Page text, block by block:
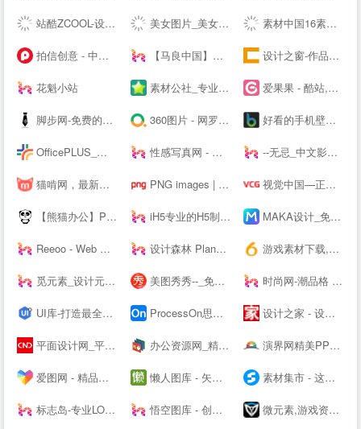
站酷ZCOOL-设计师互动平台-打开站酷，发现更好的设计！ 美女图片_美女壁纸_写真女神_极品尤物_宅男女神尽在—奇妙尤物网 素材中国16素材网 - 素材中国16素材网
拍信创意 - 中国领先的创意内容素材平台 素材网 素材库 高清图片视频源文件下载 【马良中国】免费3Dmax视频教程_3D室内设计_室外建筑_动画漫游设计学习视频-马良中国maliang.com 设计之窗-作品设计及备案门户
花魁小站 素材公社_专业设计素材网_高清图片网站 爱果果 - 酷站,H5,UI,网页模板、素材免费下载,案例欣赏
脚步网-免费的在线简历制作平台-3万套个人简历模板 360图片 - 网罗天下美图 好看的手机壁纸_高清手机壁纸图片_苹果手机壁纸下载－手机壁纸大全
OfficePLUS_微软官方Office模板服务平台_ppt模板_会员免费_工作总结_求职简历 性感写真网 - 专注优秀的美图资源分享 --无忌_中文影像生活门户
猫啃网，最新最全的可免费商用中文字体下载网站！喵啃~ PNG images | 100 000+ Free PNG images 视觉中国—正版高清图片、视频、音乐、字体下载—商业图片下载网站
【熊猫办公】PPT模板，创意设计素材 高效办公在熊猫 iH5专业的H5制作工具 MAKA设计_免费H5页面制作,电子婚礼请帖制作,海量免费设计模板,电子邀请函模板,微信营销,h5制作,微场景和模板素材设计分享平台
Reeoo - Web Design Inspiration and Website Gallery 设计森林 PlanForest - 收集、整理、分享全球优质的设计素材资源 游戏素材下载,6m5m游戏素材,游戏源码下载,游戏素材资源 - www.6m5m.com
觅元素_设计元素的免费下载网站_免抠素材51yuansu.com 美图秀秀--_免费在线P图抠图拼图_证件照制作 时尚网-潮品格 新时尚
UI库-打造最全的UI素材库 ProcessOn思维导图、流程图-思维导图模板_思维导图软件免费下载_在线作图协作工具 设计之家 - 设计交流互动平台 - 传播先进设计理念 推动原创设计发展
平面设计网_平面设计作品欣赏-设计网 办公资源网_精品PPT模板下载网站_海量办公素材资源可供下载_动起办公 演界网精美PPT模板会员免费下载_矢量图片素材多品类模板服务平台
爱图网 - 精品设计图片素材aiimg.com 懒人图库 - 矢量图,JS代码,网页素材 - 学会偷懒，懒出境界！ 素材集市 - 这里的素材有点酷！
标志岛-专业LOGO素材下载平台 悟空图库 - 创意设计素材，PPT模板，Word模板，高效办公尽在悟空 微元素,游戏资源下载,游戏原画,手机游戏资源,游戏开发资源 - Element3ds.com!